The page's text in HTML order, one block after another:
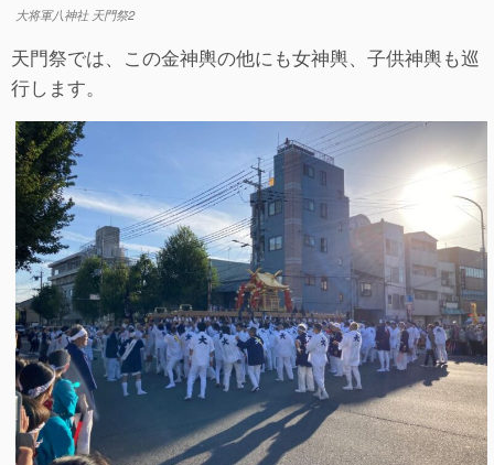
大将軍八神社 天門祭2
天門祭では、この金神輿の他にも女神輿、子供神輿も巡
行します。